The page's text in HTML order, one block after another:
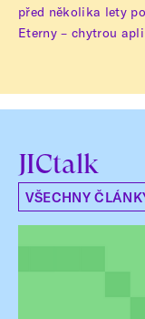
před několika lety
Eterny – chytrou
JICtalk
VŠECHNY